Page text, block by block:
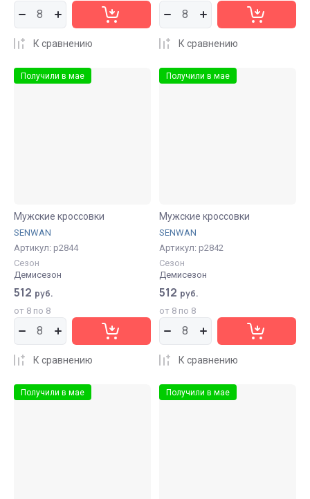
К сравнению К сравнению
Получили в мае
Мужские кроссовки
SENWAN
Артикул: р2844
Сезон
Демисезон
512 руб.
от 8 по 8
К сравнению
Получили в мае
Мужские кроссовки
SENWAN
Артикул: р2842
Сезон
Демисезон
512 руб.
от 8 по 8
К сравнению
Получили в мае Получили в мае